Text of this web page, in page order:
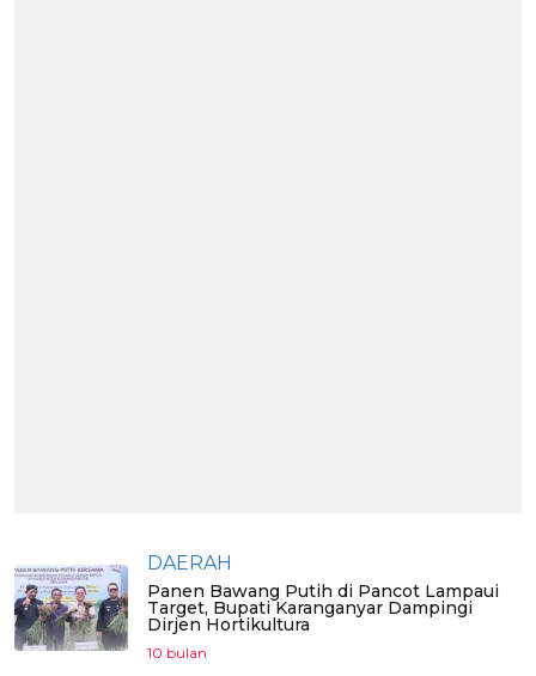
DAERAH
Panen Bawang Putih di Pancot Lampaui
Target, Bupati Karanganyar Dampingi
Dirjen Hortikultura
10 bulan